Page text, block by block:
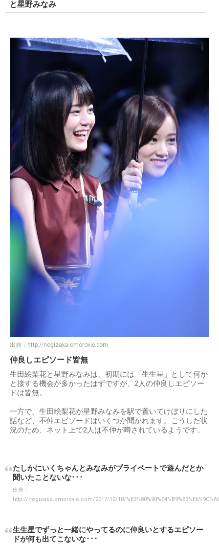
と星野みなみ
出典： http://nogizaka.omorovie.com
仲良しエピソード皆無
生田絵梨花と星野みなみは、初期には「生生星」として何か
と接する機会が多かったはずですが、2人の仲良しエピソー
ドは皆無。
一方で、生田絵梨花が星野みなみを駅で置いてけぼりにした
話など、不仲エピソードはいくつか聞かれます。こうした状
況のため、ネット上で2人は不仲が噂されているようです。
たしかにいくちゃんとみなみがプライベートで遊んだとか
聞いたことないな･･･
出典：
http://nogizaka.omorovie.com/2017/12/18/
生生星でずっと一緒にやってるのに仲良いとするエピソー
ドが何も出てこないな･･･